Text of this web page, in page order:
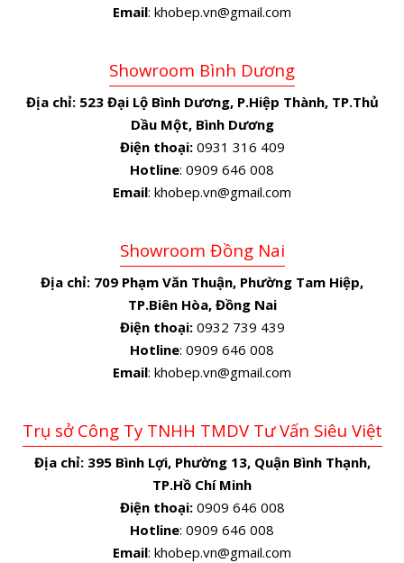
Email: khobep.vn@gmail.com
Showroom Bình Dương
Địa chỉ: 523 Đại Lộ Bình Dương, P.Hiệp Thành, TP.Thủ
Dầu Một, Bình Dương
Điện thoại:0931 316 409
Hotline: 0909 646 008
Email: khobep.vn@gmail.com
Showroom Đồng Nai
Địa chỉ: 709 Phạm Văn Thuận, Phường Tam Hiệp,
TP.Biên Hòa, Đồng Nai
Điện thoại:0932 739 439
Hotline: 0909 646 008
Email: khobep.vn@gmail.com
Trụ sở Công Ty TNHH TMDV Tư Vấn Siêu Việt
Địa chỉ: 395 Bình Lợi, Phường 13, Quận Bình Thạnh,
TP.Hồ Chí Minh
Điện thoại:0909 646 008
Hotline: 0909 646 008
Email: khobep.vn@gmail.com